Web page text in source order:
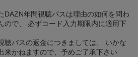
年間視聴パスは理由の如何を問わ
ので、 必ずコード入力期限内に適用下
パスの返金につきましては、 いかな
来かねますので、予めご了承下さい